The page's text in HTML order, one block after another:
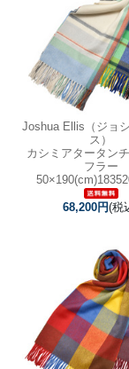
Joshua Ellis（ジョ
ス）
カシミアタータン
フラー
68,200円(税